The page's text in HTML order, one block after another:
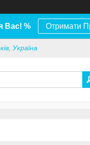
Вас! % Отримати
Україна